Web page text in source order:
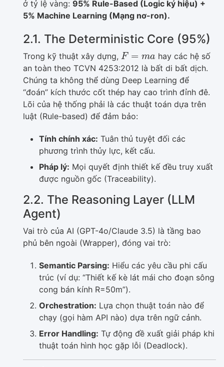
ở tỷ lệ vàng: 95% Rule-Based (Logic ký hiệu) +
5% Machine Learning (Mạng nơ-ron).
2.1. The Deterministic Core (95%)
Trong kỹ thuật xây dựng, F=
hay các hệ số
an toàn theo TCVN 4253:2012 là bất di bất dịch.
Chúng ta không thể dùng Deep Learning để
“đoán” kích thước cốt thép hay cao trình đỉnh đê.
Lõi của hệ thống phải là các thuật toán dựa trên
luật (Rule-based) để đảm bảo:
Tính chính xác: Tuân thủ tuyệt đối các
phương trình thủy lực, kết cấu.
Pháp lý: Mọi quyết định thiết kế đều truy xuất
được nguồn gốc (Traceability).
2.2. The Reasoning Layer (LLM
Agent)
Vai trò của AI (GPT-4o/Claude 3.5) là tầng bao
phủ bên ngoài (Wrapper), đóng vai trò:
Semantic Parsing: Hiểu các yêu cầu phi cấu
trúc (ví dụ: “Thiết kế kè lát mái cho đoạn sông
cong bán kính R=50m”).
Orchestration: Lựa chọn thuật toán nào để
chạy (gọi hàm API nào) dựa trên ngữ cảnh.
Error Handling: Tự động đề xuất giải pháp khi
thuật toán hình học gặp lỗi (Deadlock).